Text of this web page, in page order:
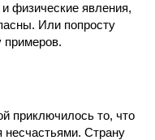
и физические явления,
Или попросту
примеров.
приключилось то, что
Страну